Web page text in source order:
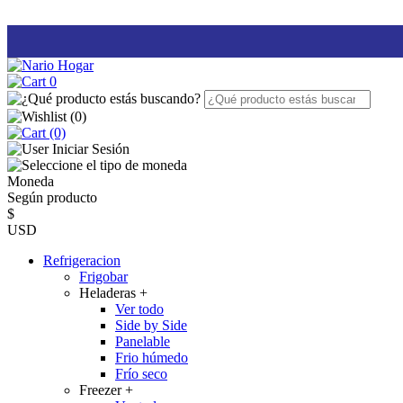
0
(0)
(0)
Iniciar Sesión
Moneda
Según producto
$
USD
Refrigeracion
Frigobar
Heladeras +
Ver todo
Side by Side
Panelable
Frio húmedo
Frío seco
Freezer+